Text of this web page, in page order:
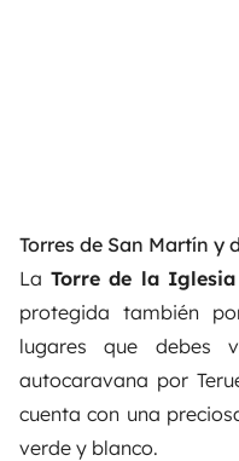
Torres de San Martín y
La Torre de la
protegida también
lugares que debes
autocaravana por
cuenta con una
verde y blanco.